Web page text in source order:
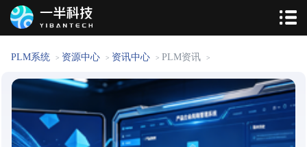
PLM系统 > 资源中心 > 资讯中心 > PLM资讯 >